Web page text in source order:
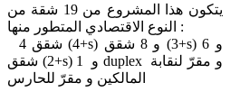
يتكون هذا المشروع من 19 شقة من
النوع الاقتصادي المتطور منها :
4 شقق (4+s) و 8 شقق (3+s) و 6
شقق (2+s) و 1 duplex و مقرّ لنقابة
المالكين و مقرّ للحارس